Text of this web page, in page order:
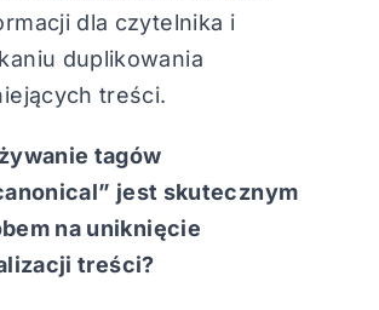
dla czytelnika i
duplikowania
treści.
tagów
jest skutecznym
na uniknięcie
treści?